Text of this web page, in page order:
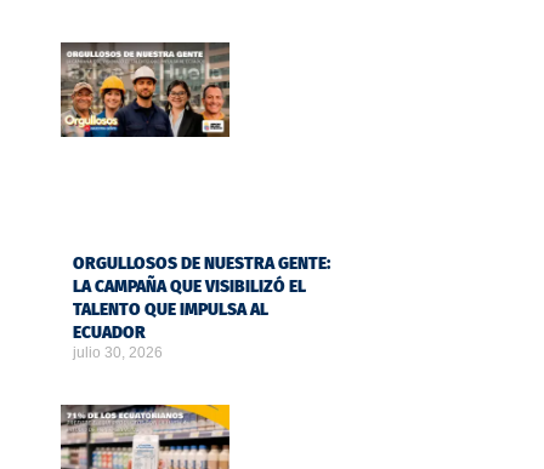
ORGULLOSOS DE NUESTRA GENTE:
LA CAMPAÑA QUE VISIBILIZÓ EL
TALENTO QUE IMPULSA AL
ECUADOR
julio 30, 2026